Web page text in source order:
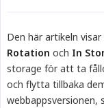
Den här artikeln
Rotation och In
storage för att ta
och flytta tillbaka
webbappsversionen,